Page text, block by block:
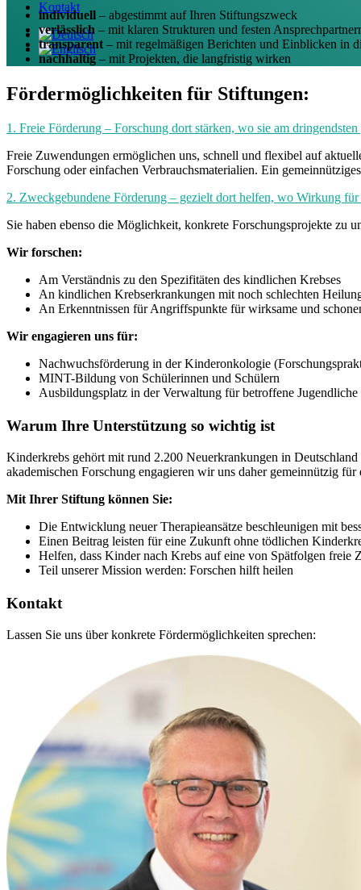
Kontakt
individuell – abgestimmt auf Ihren Stiftungszweck
verlässlich – mit klaren Strukturen und festen
transparent – mit regelmäßigen Berichten und Einblicken in
nachhaltig – mit Projekten, die langfristig wirken
Fördermöglichkeiten für Stiftungen:
1. Freie Förderung – Forschung dort stärken, wo sie am
Freie Zuwendungen ermöglichen uns, schnell und flexibel auf
Forschung oder einfachen Verbrauchsmaterialien. Ein
2. Zweckgebundene Förderung – gezielt dort helfen, wo Wirkung
Sie haben ebenso die Möglichkeit, konkrete Forschungsprojekte zu
Wir forschen:
Am Verständnis zu den Spezifitäten des kindlichen Krebses
An kindlichen Krebserkrankungen mit noch schlechten
An Erkenntnissen für Angriffspunkte für wirksame und
Wir engagieren uns für:
Nachwuchsförderung in der Kinderonkologie
MINT-Bildung von Schülerinnen und Schülern
Ausbildungsplatz in der Verwaltung für betroffene Jugendliche
Warum Ihre Unterstützung so wichtig ist
Kinderkrebs gehört mit rund 2.200 Neuerkrankungen in
akademischen Forschung engagieren wir uns daher gemeinnützig
Mit Ihrer Stiftung können Sie:
Die Entwicklung neuer Therapieansätze beschleunigen mit
Einen Beitrag leisten für eine Zukunft ohne tödlichen
Helfen, dass Kinder nach Krebs auf eine von Spätfolgen freie
Teil unserer Mission werden: Forschen hilft heilen
Kontakt
Lassen Sie uns über konkrete Fördermöglichkeiten sprechen: